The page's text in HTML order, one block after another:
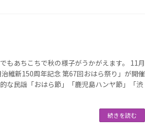
もあちこちで秋の様子がうかがえます。 11月
維新150周年記念 第67回おはら祭り」が開催
な民謡「おはら節」「鹿児島ハンヤ節」「渋
続きを読む